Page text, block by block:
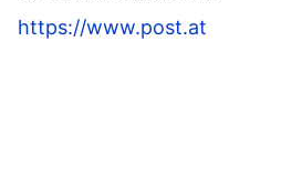
https://www.post.at